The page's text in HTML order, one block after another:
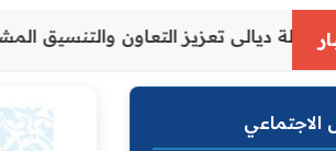
مع رئيس مجلس محافظة ديالى تعزيز
الاجتماعي